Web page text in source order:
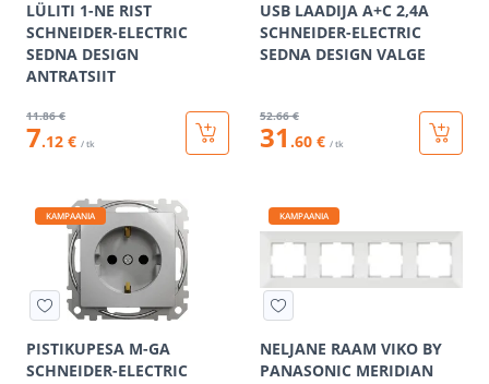
LÜLITI 1-NE RIST
SCHNEIDER-ELECTRIC
SEDNA DESIGN
ANTRATSIIT
11.86 €
7.12 € / tk
USB LAADIJA A+C 2,4A
SCHNEIDER-ELECTRIC
SEDNA DESIGN VALGE
52.66 €
31 .60 € / tk
KAMPAANIA
PISTIKUPESA M-GA
SCHNEIDER-ELECTRIC
KAMPAANIA
NELJANE RAAM VIKO BY
PANASONIC MERIDIAN